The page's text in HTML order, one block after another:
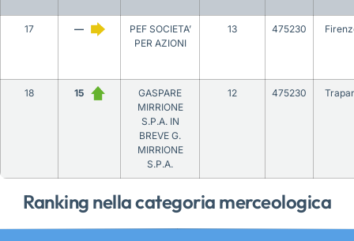
Ranking nella categoria merceologica
17 —
PEF SOCIETA’
PER AZIONI
13 475230
18 15
GASPARE
MIRRIONE
S.P.A. IN
BREVE G.
MIRRIONE
S.P.A.
12 475230